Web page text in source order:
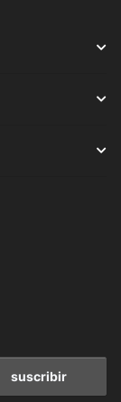
suscribir